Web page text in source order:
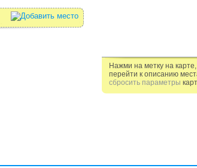
Нажми на метку на
перейти к описанию
сбросить параметры